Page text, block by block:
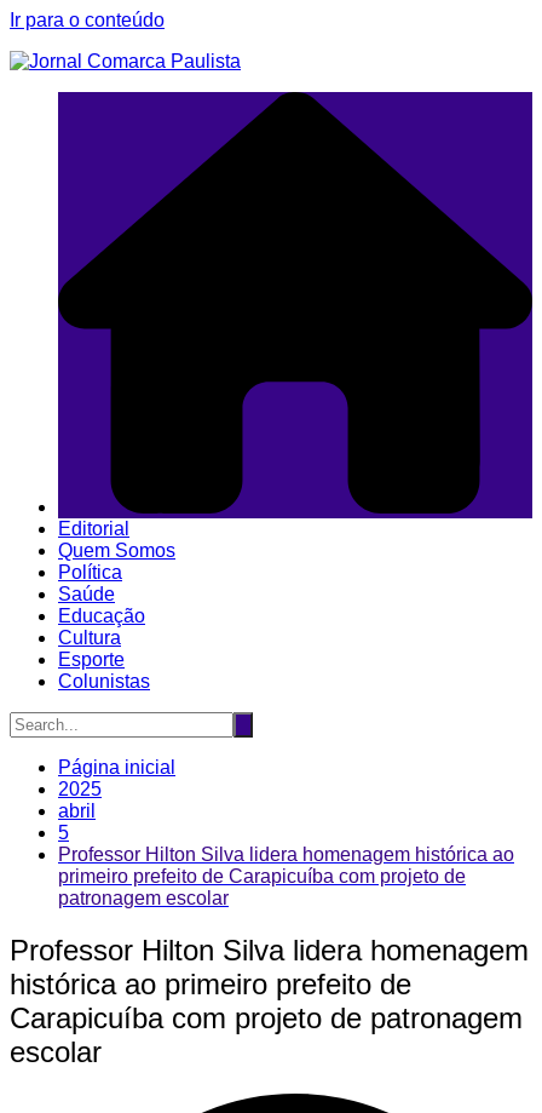
Ir para o conteúdo
Editorial
Quem Somos
Política
Saúde
Educação
Cultura
Esporte
Colunistas
Página inicial
2025
abril
5
Professor Hilton Silva lidera homenagem histórica ao
primeiro prefeito de Carapicuíba com projeto de
patronagem escolar
Professor Hilton Silva lidera homenagem
histórica ao primeiro prefeito de
Carapicuíba com projeto de patronagem
escolar